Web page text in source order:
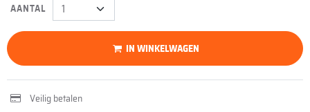
AANTAL
IN WINKELWAGEN
Veilig betalen